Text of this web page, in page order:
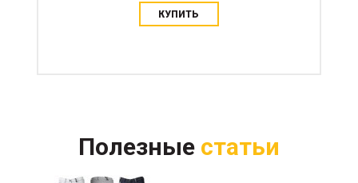
КУПИТЬ
Полезные статьи